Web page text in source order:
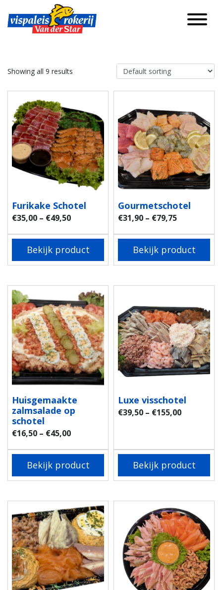
Showing all 9 results
Furikake Schotel
€35,00 – €49,50
Bekijk product
Gourmetschotel
€31,90 – €79,75
Bekijk product
Huisgemaakte
zalmsalade op
schotel
€16,50 – €45,00
Bekijk product
Luxe visschotel
€39,50 – €155,00
Bekijk product